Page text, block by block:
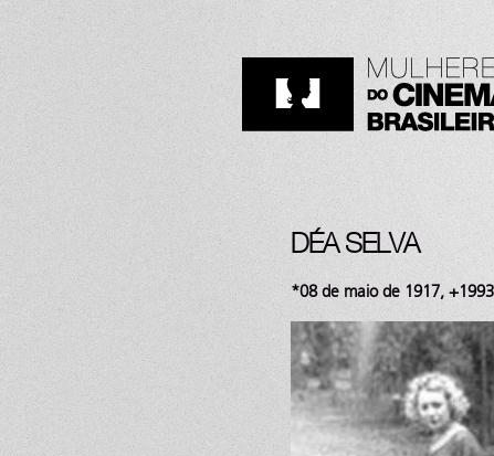
DÉA SELVA
*08 de maio de 1917,